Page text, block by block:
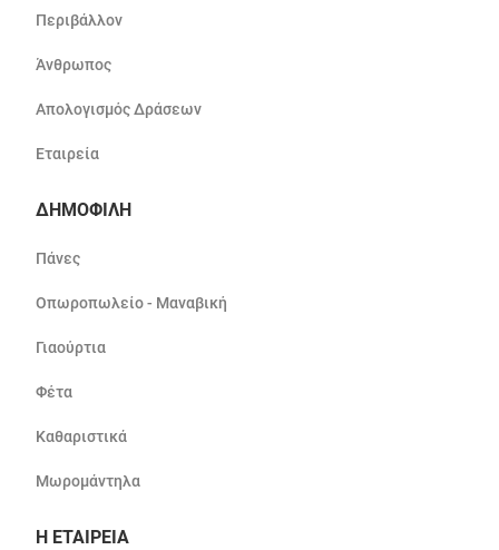
Περιβάλλον
Άνθρωπος
Απολογισμός Δράσεων
Εταιρεία
ΔΗΜΟΦΙΛΗ
Πάνες
Οπωροπωλείο - Μαναβική
Γιαούρτια
Φέτα
Καθαριστικά
Μωρομάντηλα
Η ΕΤΑΙΡΕΙΑ